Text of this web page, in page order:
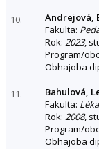
10.
Andrejová,
Fakulta:
Rok: 2023,
Program/
Obhajoba
11.
Bahulová,
Fakulta:
Rok: 2008,
Program/
Obhajoba